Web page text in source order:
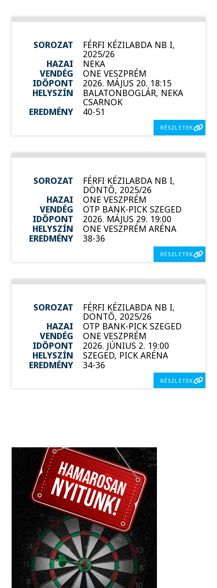
SOROZAT FÉRFI KÉZILABDA NB I,
2025/26
HAZAI
NEKA
VENDÉG
ONE VESZPRÉM
IDŐPONT
2026. MÁJUS 20. 18:15
HELYSZÍN
BALATONBOGLÁR, NEKA
CSARNOK
EREDMÉNY
40-51
RÉSZLETEK
SOROZAT FÉRFI KÉZILABDA NB I,
DÖNTŐ, 2025/26
HAZAI
ONE VESZPRÉM
VENDÉG
OTP BANK-PICK SZEGED
IDŐPONT
2026. MÁJUS 29. 19:00
HELYSZÍN
ONE VESZPRÉM ARÉNA
EREDMÉNY
38-36
RÉSZLETEK
SOROZAT FÉRFI KÉZILABDA NB I,
DÖNTŐ, 2025/26
HAZAI
OTP BANK-PICK SZEGED
VENDÉG
ONE VESZPRÉM
IDŐPONT
2026. JÚNIUS 2. 19:00
HELYSZÍN
SZEGED, PICK ARÉNA
EREDMÉNY
34-36
RÉSZLETEK